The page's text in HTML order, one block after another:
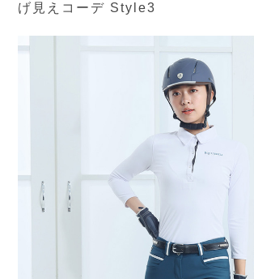
げ見えコーデ Style3